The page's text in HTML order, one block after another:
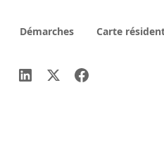
Démarches Carte